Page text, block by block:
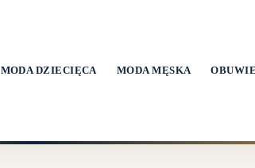
MODA DZIECIĘCA MODA MĘSKA OBUWIE